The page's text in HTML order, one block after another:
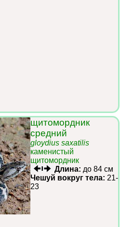
щитомордник
средний
gloydius saxatilis
каменистый
щитомордник
Длина: до 84 см
Чешуй вокруг тела: 21-
23